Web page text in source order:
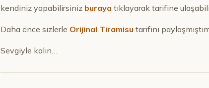
kendiniz yapabilirsiniz buraya tıklayarak tarifine
Daha önce sizlerle Orijinal Tiramisu tarifini
Sevgiyle kalın…